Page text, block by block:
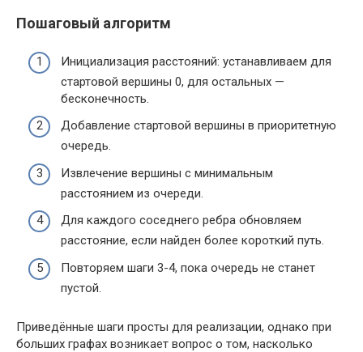
Пошаговый алгоритм
Инициализация расстояний: устанавливаем для
стартовой вершины 0, для остальных —
бесконечность.
Добавление стартовой вершины в приоритетную
очередь.
Извлечение вершины с минимальным
расстоянием из очереди.
Для каждого соседнего ребра обновляем
расстояние, если найден более короткий путь.
Повторяем шаги 3-4, пока очередь не станет
пустой.
Приведённые шаги просты для реализации, однако при
больших графах возникает вопрос о том, насколько